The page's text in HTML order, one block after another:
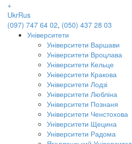
+
UkrRus
(097) 747 64 02, (050) 437 28 03
Університети
Університети Варшави
Університети Вроцлава
Університети Кельце
Університети Кракова
Університети Лодзі
Університети Любліна
Університети Познаня
Університети Ченстохова
Університети Щецина
Університети Радома